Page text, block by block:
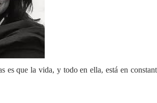
es que la vida, y todo en ella, está en